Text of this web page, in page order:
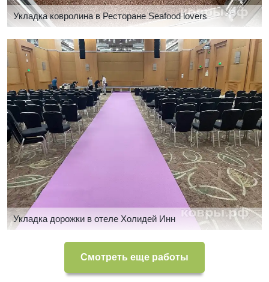
Укладка ковролина в Ресторане Seafood lovers
Укладка дорожки в отеле Холидей Инн
Смотреть еще работы